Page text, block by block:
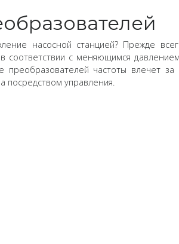
насосной станцией? Прежде
соответствии с меняющимся
частоты влечет за
посредством управления.